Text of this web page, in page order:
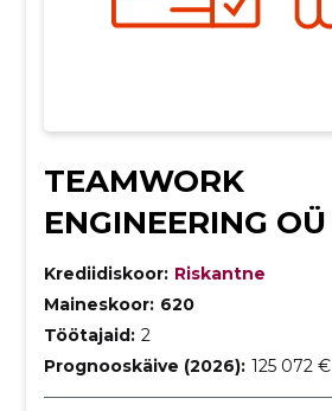
TEAMWORK
ENGINEERING OÜ
Krediidiskoor: Riskantne
Maineskoor: 620
Töötajaid: 2
Prognooskäive (2026): 125 072 €